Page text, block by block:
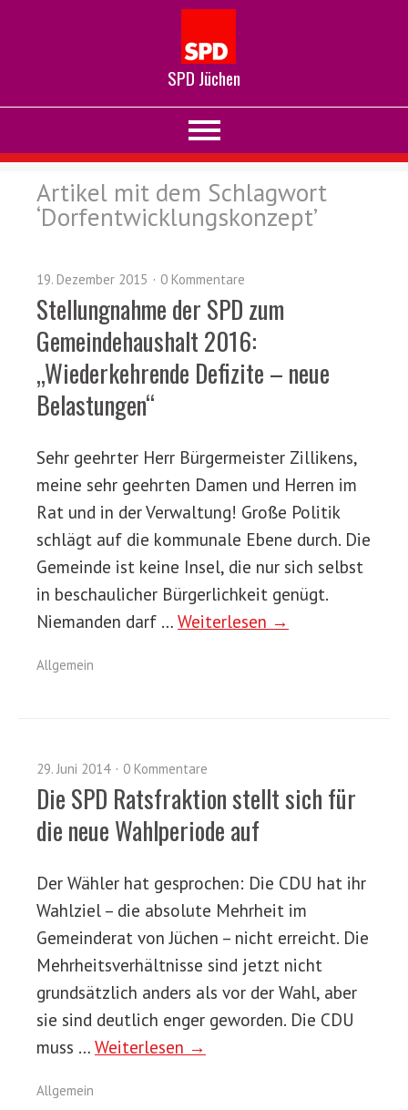
SPD Jüchen
Artikel mit dem Schlagwort
‘Dorfentwicklungskonzept’
19. Dezember 2015 0 Kommentare
Stellungnahme der SPD zum
Gemeindehaushalt 2016:
„Wiederkehrende Defizite – neue
Belastungen“
Sehr geehrter Herr Bürgermeister Zillikens,
meine sehr geehrten Damen und Herren im
Rat und in der Verwaltung! Große Politik
schlägt auf die kommunale Ebene durch. Die
Gemeinde ist keine Insel, die nur sich selbst
in beschaulicher Bürgerlichkeit genügt.
Niemanden darf … Weiterlesen →
Allgemein
29. Juni 2014 0 Kommentare
Die SPD Ratsfraktion stellt sich für
die neue Wahlperiode auf
Der Wähler hat gesprochen: Die CDU hat ihr
Wahlziel – die absolute Mehrheit im
Gemeinderat von Jüchen – nicht erreicht. Die
Mehrheitsverhältnisse sind jetzt nicht
grundsätzlich anders als vor der Wahl, aber
sie sind deutlich enger geworden. Die CDU
muss … Weiterlesen →
Allgemein